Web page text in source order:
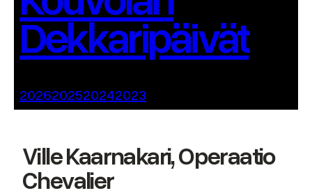
Dekkaripäivät
2026202520242023
Ville Kaarnakari, Operaatio
Chevalier